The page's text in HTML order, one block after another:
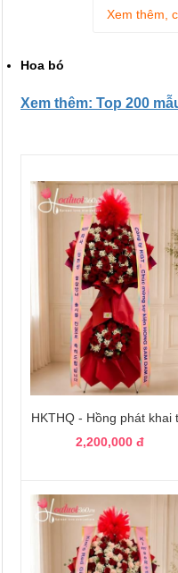
Xem thêm,
Hoa bó
Xem thêm: Top 200
HKTHQ - Hồng phát khai
2,200,000 đ